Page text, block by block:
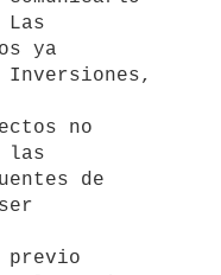
ya
no
las
de
previo